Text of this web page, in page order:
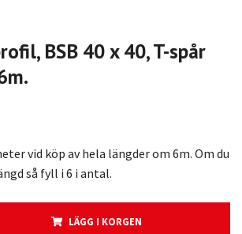
BSB 40 x 40, T-spår
vid köp av hela längder om 6m. Om du
så fyll i 6 i antal.
LÄGG I KORGEN